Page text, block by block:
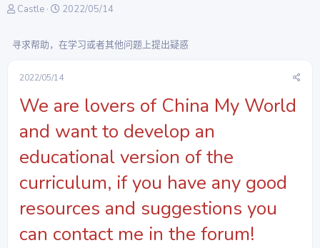
主
起
Castle
开
间
2022/05/14
寻求帮助，在学习或者其他问题上提出疑惑
2022/05/14
We are lovers of China My World
and want to develop an
educational version of the
curriculum, if you have any good
resources and suggestions you
can contact me in the forum!